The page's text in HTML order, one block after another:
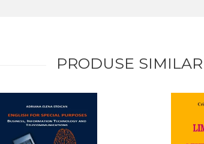
PRODUSE